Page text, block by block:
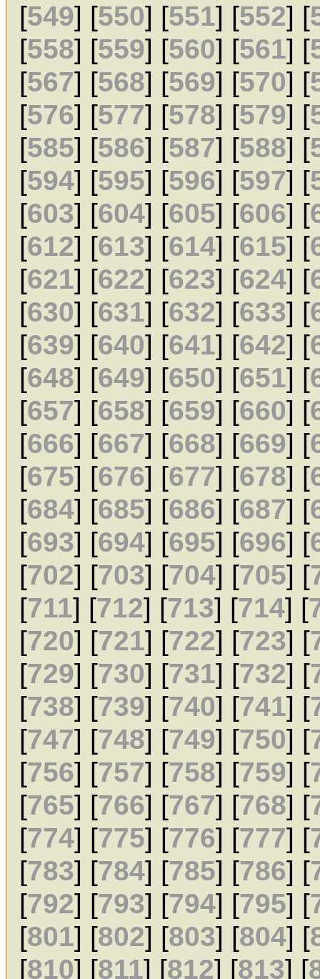
[549] [550] [551] [552] [
[558] [559] [560] [561] [
[567] [568] [569] [570] [
[576] [577] [578] [579] [
[585] [586] [587] [588] [
[594] [595] [596] [597] [
[603] [604] [605] [606] [
[612] [613] [614] [615] [
[621] [622] [623] [624] [
[630] [631] [632] [633] [
[639] [640] [641] [642] [
[648] [649] [650] [651] [
[657] [658] [659] [660] [
[666] [667] [668] [669] [
[675] [676] [677] [678] [
[684] [685] [686] [687] [
[693] [694] [695] [696] [
[702] [703] [704] [705] [
[711] [712] [713] [714] [
[720] [721] [722] [723] [
[729] [730] [731] [732] [
[738] [739] [740] [741] [
[747] [748] [749] [750] [
[756] [757] [758] [759] [
[765] [766] [767] [768] [
[774] [775] [776] [777] [
[783] [784] [785] [786] [
[792] [793] [794] [795] [
[801] [802] [803] [804] [
[810] [811] [812] [813] [